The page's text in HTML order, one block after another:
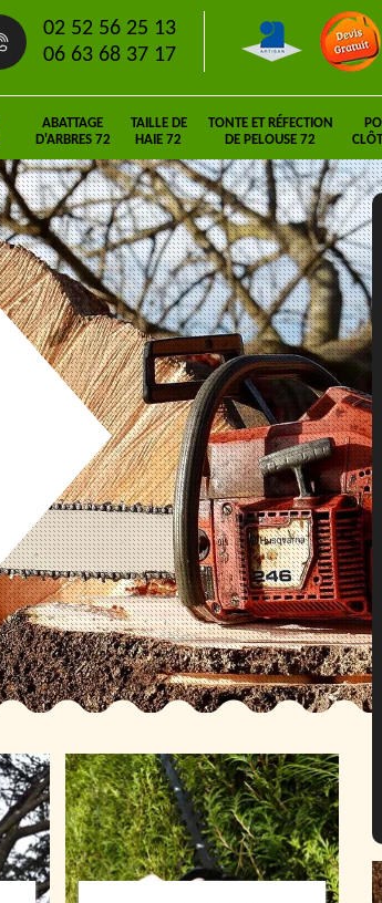
02 52 56 25 13
06 63 68 37 17
ABATTAGE
D'ARBRES 72
TAILLE DE
HAIE 72
TONTE ET RÉFECTION
DE PELOUSE 72